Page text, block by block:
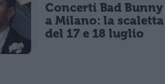
Concerti Bad Bunny
a Milano: la scaletta
del 17 e 18 luglio